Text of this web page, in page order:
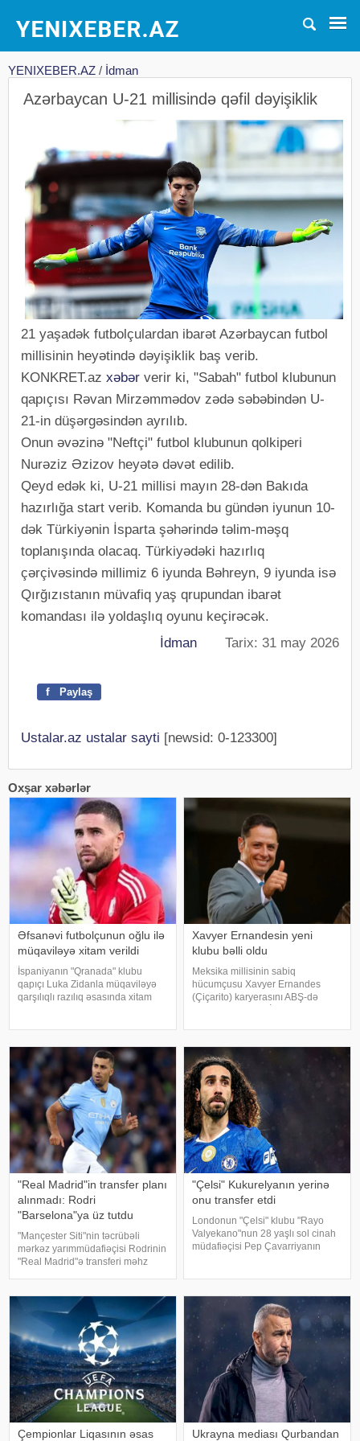
YENIXEBER.AZ / İdman
Azərbaycan U-21 millisində qəfil dəyişiklik
21 yaşadək futbolçulardan ibarət Azərbaycan futbol
millisinin heyətində dəyişiklik baş verib.
KONKRET.az xəbər verir ki, "Sabah" futbol klubunun
qapıçısı Rəvan Mirzəmmədov zədə səbəbindən U-
21-in düşərgəsindən ayrılıb.
Onun əvəzinə "Neftçi" futbol klubunun qolkiperi
Nurəziz Əzizov heyətə dəvət edilib.
Qeyd edək ki, U-21 millisi mayın 28-dən Bakıda
hazırlığa start verib. Komanda bu gündən iyunun 10-
dək Türkiyənin İsparta şəhərində təlim-məşq
toplanışında olacaq. Türkiyədəki hazırlıq
çərçivəsində millimiz 6 iyunda Bəhreyn, 9 iyunda isə
Qırğızıstanın müvafiq yaş qrupundan ibarət
komandası ilə yoldaşlıq oyunu keçirəcək.
İdman Tarix: 31 may 2026
f Paylaş
Ustalar.az ustalar sayti [newsid: 0-123300]
Oxşar xəbərlər
Əfsanəvi futbolçunun oğlu ilə
müqaviləyə xitam verildi
İspaniyanın "Qranada" klubu
qapıçı Luka Zidanla müqaviləyə
qarşılıqlı razılıq əsasında xitam
müqaviləsinin ləğvi onun başq
Xavyer Ernandesin yeni
klubu bəlli oldu
Meksika millisinin sabiq
hücumçusu Xavyer Ernandes
(Çiçarito) karyerasını ABŞ-də
müqavilə imzalayıb. Razılaşmay
"Real Madrid"in transfer planı
alınmadı: Rodri
"Barselona"ya üz tutdu
"Mançester Siti"nin təcrübəli
mərkəz yarımmüdafiəçisi Rodrinin
"Real Madrid"ə transferi məhz
KONKRET.azxəbər verir ki,
futbolçu son ana qədər "Real"
"Çelsi" Kukurelyanın yerinə
onu transfer etdi
Londonun "Çelsi" klubu "Rayo
Valyekano"nun 28 yaşlı sol cinah
müdafiəçisi Pep Çavarriyanın
Çempionlar Liqasının əsas Ukrayna mediası Qurbandan